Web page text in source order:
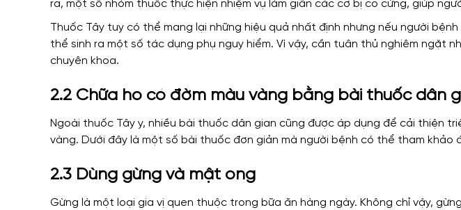
ra, một số nhóm thuốc thực hiện nhiệm vụ làm giãn các cơ bị co cứng, giúp
Thuốc Tây tuy có thể mang lại những hiệu quả nhất định nhưng nếu người
thể sinh ra một số tác dụng phụ nguy hiểm. Vì vậy, cần tuân thủ nghiêm ngặt
chuyên khoa.
2.2 Chữa ho có đờm màu vàng bằng bài thuốc dân
Ngoài thuốc Tây y, nhiều bài thuốc dân gian cũng được áp dụng để cải thiện
vàng. Dưới đây là một số bài thuốc đơn giản mà người bệnh có thể tham khảo
2.3 Dùng gừng và mật ong
Gừng là một loại gia vị quen thuộc trong bữa ăn hàng ngày. Không chỉ vậy,